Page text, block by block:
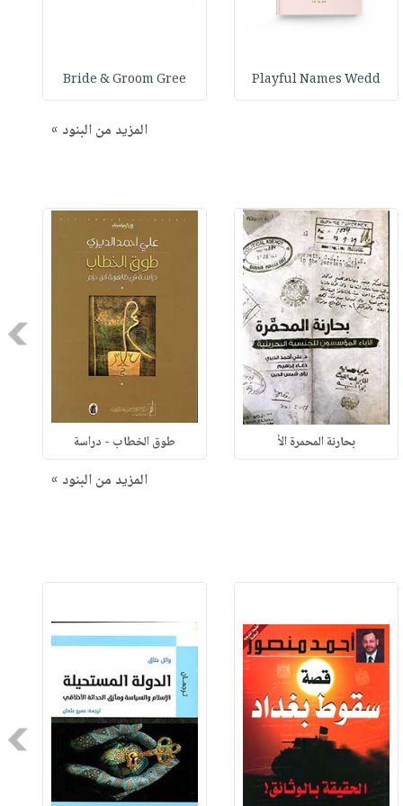
Playful Names Wedd
Bride & Groom Gree
المزيد من البنود »
بحارنة المحمرة الأ طوق الخطاب - دراسة
المزيد من البنود »